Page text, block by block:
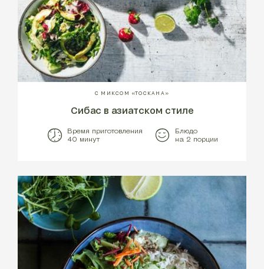
С МИКСОМ «ТОСКАНА»
Сибас в азиатском стиле
Время приготовления
40 минут
Блюдо
на 2 порции